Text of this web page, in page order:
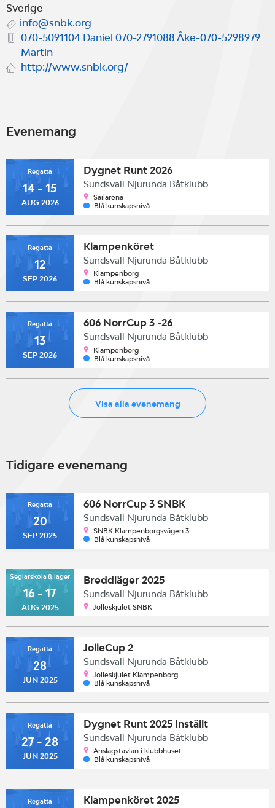
Sverige
info@snbk.org
070-5091104 Daniel 070-2791088 Åke-070-5298979
Martin
http://www.snbk.org/
Evenemang
Regatta
14 - 15
AUG 2026
Dygnet Runt 2026
Sundsvall Njurunda Båtklubb
Sailarena
Blå kunskapsnivå
Regatta
12
SEP 2026
Klampenköret
Sundsvall Njurunda Båtklubb
Klampenborg
Blå kunskapsnivå
Regatta
13
SEP 2026
606 NorrCup 3 -26
Sundsvall Njurunda Båtklubb
Klampenborg
Blå kunskapsnivå
Visa alla evenemang
Tidigare evenemang
Regatta
20
SEP 2025
606 NorrCup 3 SNBK
Sundsvall Njurunda Båtklubb
SNBK Klampenborgsvägen 3
Blå kunskapsnivå
Seglarskola & läger
16 - 17
AUG 2025
Breddläger 2025
Sundsvall Njurunda Båtklubb
Jolleskjulet SNBK
Regatta
28
JUN 2025
JolleCup 2
Sundsvall Njurunda Båtklubb
Jolleskjulet Klampenborg
Blå kunskapsnivå
Regatta
27 - 28
JUN 2025
Dygnet Runt 2025 Inställt
Sundsvall Njurunda Båtklubb
Anslagstavlan i klubbhuset
Blå kunskapsnivå
Regatta Klampenköret 2025